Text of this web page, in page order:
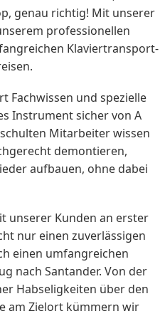
genau richtig! Mit unserer
professionellen
Klaviertransport-
Fachwissen und spezielle
Instrument sicher von A
Mitarbeiter wissen
demontieren,
aufbauen, ohne dabei
unserer Kunden an erster
nur einen zuverlässigen
einen umfangreichen
nach Santander. Von der
Habseligkeiten über den
am Zielort kümmern wir